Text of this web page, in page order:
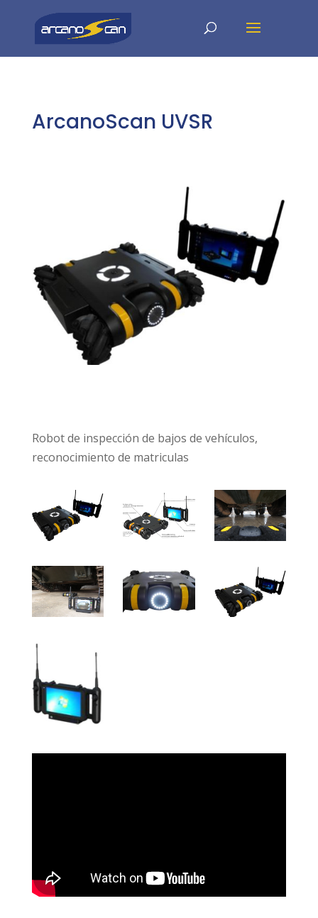
ArcanoScan UVSR
Robot de inspección de bajos de vehículos,
reconocimiento de matriculas